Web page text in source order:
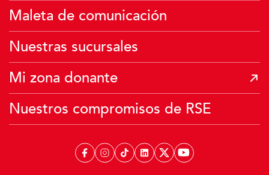
Actúo en mi escuela
Transmisión de mi patrimonio
Dono mis Millas Air France
Maleta de comunicación
Nuestras sucursales
Mi zona donante
Nuestros compromisos de RSE